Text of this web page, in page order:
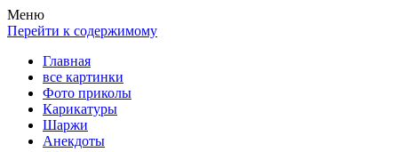
Весела хата — прикольные картинки, смешные истории, клипы!
Покажем всем ваши фото приколы, карикатуры, шаржи, стихи,
Меню
Перейти к содержимому
Главная
все картинки
Фото приколы
Карикатуры
Шаржи
Анекдоты